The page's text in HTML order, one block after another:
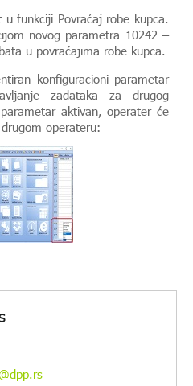
funkciji Povraćaj robe kupca.
novog parametra 10242 –
u povraćajima robe kupca.
konfiguracioni parametar
zadataka za drugog
aktivan, operater će
operateru: